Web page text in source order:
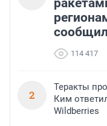
114 417
2
Теракты
Ким
Wildberries